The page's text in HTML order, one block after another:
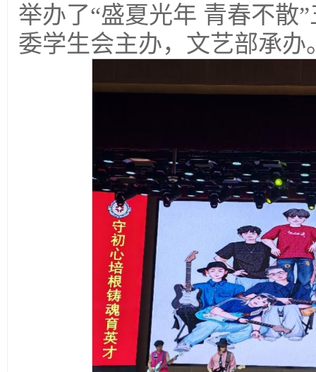
举办了“盛夏光年 青春不散
委学生会主办，文艺部承办